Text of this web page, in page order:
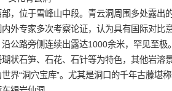
位于雪峰山中段。青云洞周围多处露出
外专家多次考察论证，认为具有国际对比
公路旁侧连续出露达1000余米，罕见至极
状石笋、石花、石针等为特色，其他岩溶
界“洞穴宝库”。尤其是洞口的千年古藤堪